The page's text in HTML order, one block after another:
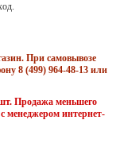
При самовывозе
8 (499) 964-48-13 или
Продажа меньшего
менеджером интернет-